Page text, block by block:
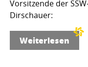
Vorsitzende der
Dirschauer:
Weiterlesen